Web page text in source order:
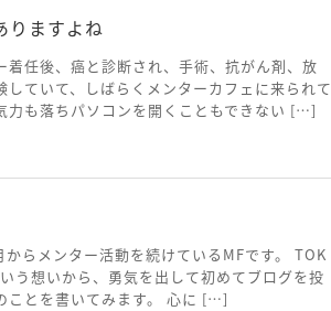
りますよね
任後、癌と診断され、手術、抗がん剤、放
ていて、しばらくメンターカフェに来られて
力も落ちパソコンを開くこともできない […]
らメンター活動を続けているMFです。 TOK
う想いから、勇気を出して初めてブログを投
ことを書いてみます。 心に […]